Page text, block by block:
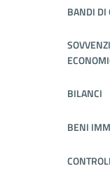
BANDI DI
BILANCI
BENI